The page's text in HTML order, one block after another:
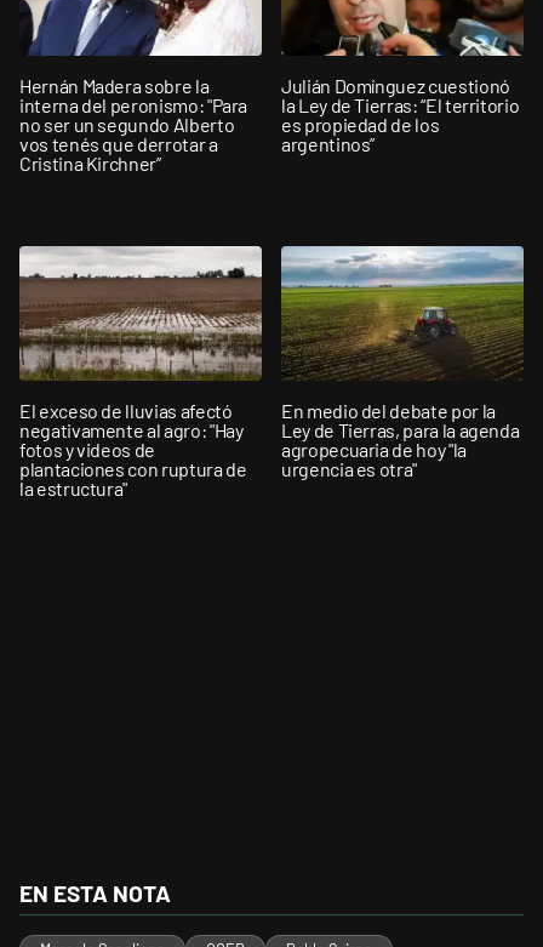
Hernán Madera sobre la
interna del peronismo: "Para
no ser un segundo Alberto
vos tenés que derrotar a
Cristina Kirchner”
Julián Domínguez cuestionó
la Ley de Tierras: “El territorio
es propiedad de los
argentinos”
El exceso de lluvias afectó
negativamente al agro: "Hay
fotos y videos de
plantaciones con ruptura de
la estructura"
En medio del debate por la
Ley de Tierras, para la agenda
agropecuaria de hoy "la
urgencia es otra"
EN ESTA NOTA